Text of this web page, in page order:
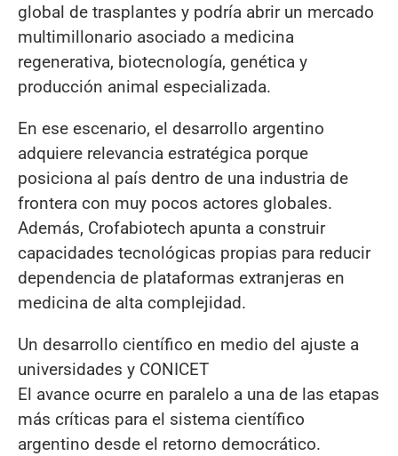
global de trasplantes y podría abrir un mercado
multimillonario asociado a medicina
regenerativa, biotecnología, genética y
producción animal especializada.
En ese escenario, el desarrollo argentino
adquiere relevancia estratégica porque
posiciona al país dentro de una industria de
frontera con muy pocos actores globales.
Además, Crofabiotech apunta a construir
capacidades tecnológicas propias para reducir
dependencia de plataformas extranjeras en
medicina de alta complejidad.
Un desarrollo científico en medio del ajuste a
universidades y CONICET
El avance ocurre en paralelo a una de las etapas
más críticas para el sistema científico
argentino desde el retorno democrático.